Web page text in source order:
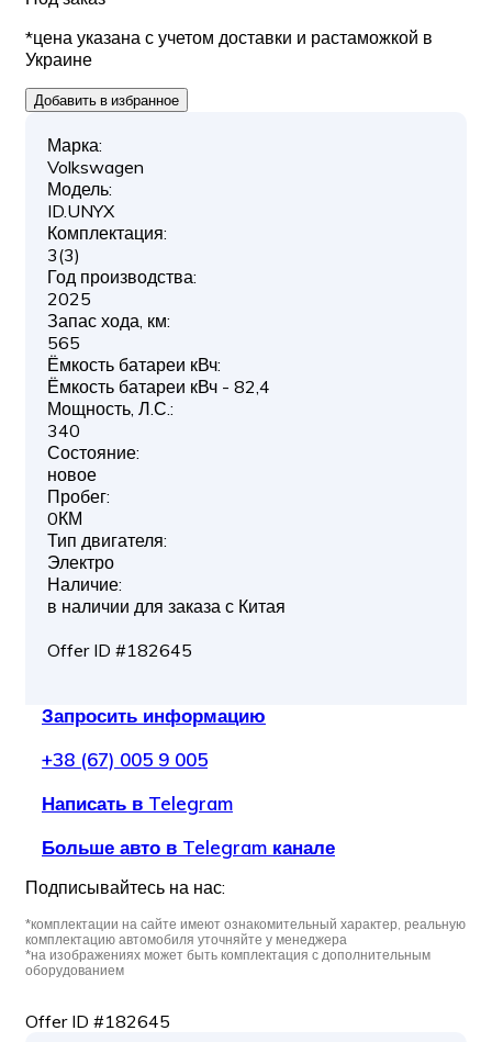
*цена указана с учетом доставки и растаможкой в
Украине
Добавить в избранное
Марка:
Volkswagen
Модель:
ID.UNYX
Комплектация:
3(3)
Год производства:
2025
Запас хода, км:
565
Ёмкость батареи кВч:
Ёмкость батареи кВч - 82,4
Мощность, Л.С.:
340
Состояние:
новое
Пробег:
0КМ
Тип двигателя:
Электро
Наличие:
в наличии для заказа с Китая
Offer ID #182645
Запросить информацию
+38 (67) 005 9 005
Написать в Telegram
Больше авто в Telegram канале
Подписывайтесь на нас:
*комплектации на сайте имеют ознакомительный характер, реальную
комплектацию автомобиля уточняйте у менеджера
*на изображениях может быть комплектация с дополнительным
оборудованием
Offer ID #182645